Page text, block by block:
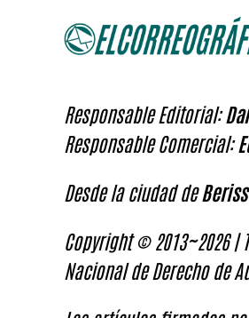
Responsable Editorial:
Responsable Comercial:
Desde la ciudad de
Copyright © 2013~2026 |
Nacional de Derecho de